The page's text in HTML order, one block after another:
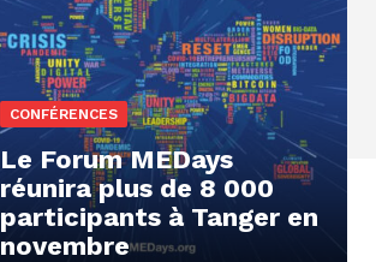
CONFÉRENCES
Le Forum MEDays
réunira plus de 8 000
participants à Tanger en
novembre